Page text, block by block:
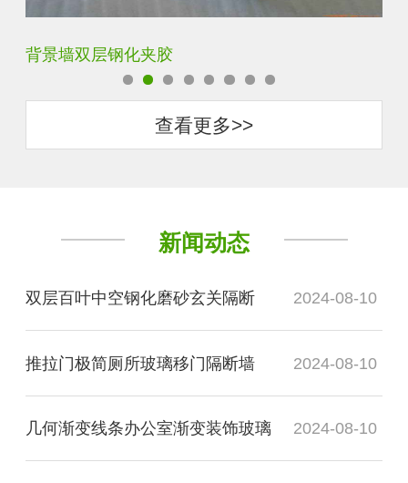
背景墙双层钢化夹胶
查看更多>>
新闻动态
双层百叶中空钢化磨砂玄关隔断 2024-08-10
推拉门极简厕所玻璃移门隔断墙 2024-08-10
几何渐变线条办公室渐变装饰玻璃 2024-08-10